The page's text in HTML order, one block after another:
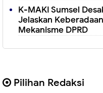
K-MAKI Sumsel
Jelaskan
Mekanisme DPRD
Pilihan Redaksi